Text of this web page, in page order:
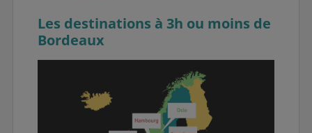
Les destinations à 3h ou moins de
Bordeaux